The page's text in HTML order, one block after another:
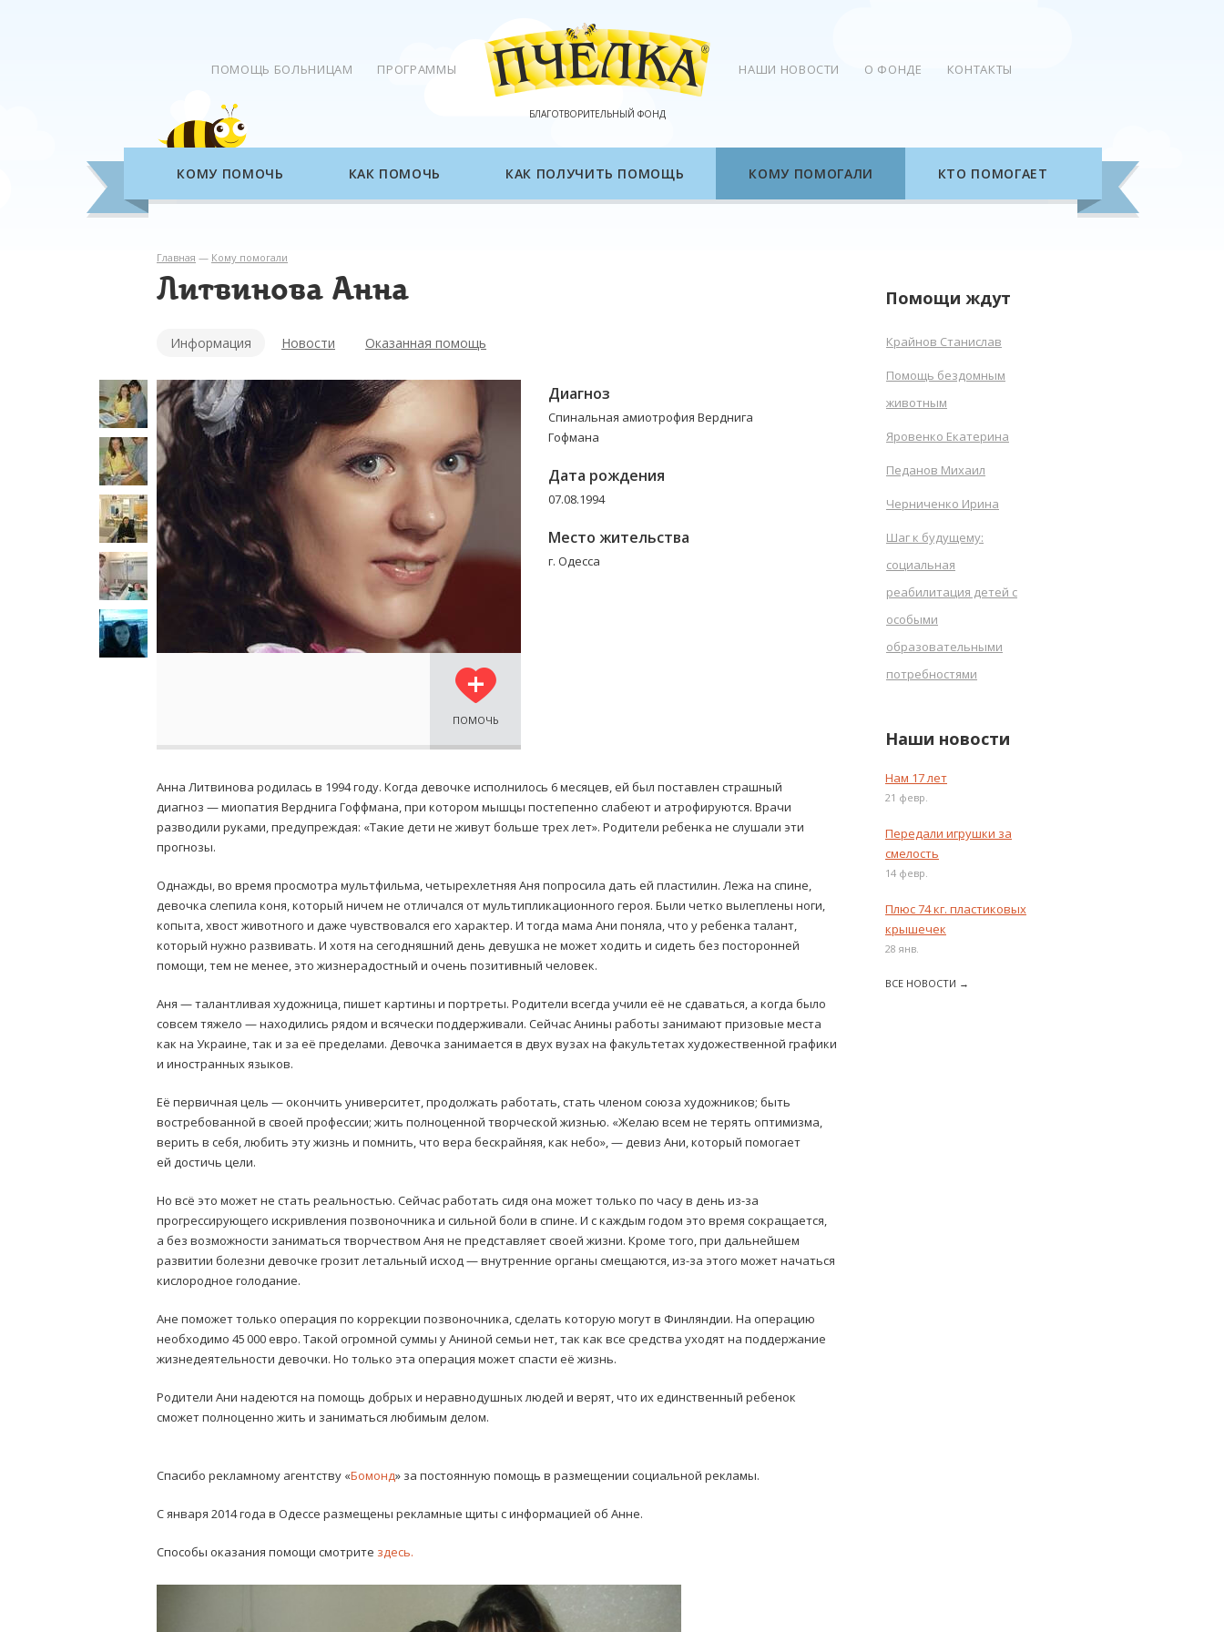
ПОМОЩЬ БОЛЬНИЦАМ ПРОГРАММЫ
БЛАГОТВОРИТЕЛЬНЫЙ ФОНД
НАШИ НОВОСТИ О ФОНДЕ КОНТАКТЫ
КОМУ ПОМОЧЬ КАК ПОМОЧЬ КАК ПОЛУЧИТЬ ПОМОЩЬ КОМУ ПОМОГАЛИ КТО ПОМОГАЕТ
Главная — Кому помогали
Литвинова Анна
Информация Новости Оказанная помощь
ПОМОЧЬ
Диагноз
Спинальная амиотрофия Верднига
Гофмана
Дата рождения
07.08.1994
Место жительства
г. Одесса
Анна Литвинова родилась в 1994 году. Когда девочке исполнилось 6 месяцев, ей был поставлен страшный
диагноз — миопатия Верднига Гоффмана, при котором мышцы постепенно слабеют и атрофируются. Врачи
разводили руками, предупреждая: «Такие дети не живут больше трех лет». Родители ребенка не слушали эти
прогнозы.
Однажды, во время просмотра мультфильма, четырехлетняя Аня попросила дать ей пластилин. Лежа на спине,
девочка слепила коня, который ничем не отличался от мультипликационного героя. Были четко вылеплены ноги,
копыта, хвост животного и даже чувствовался его характер. И тогда мама Ани поняла, что у ребенка талант,
который нужно развивать. И хотя на сегодняшний день девушка не может ходить и сидеть без посторонней
помощи, тем не менее, это жизнерадостный и очень позитивный человек.
Аня — талантливая художница, пишет картины и портреты. Родители всегда учили её не сдаваться, а когда было
совсем тяжело — находились рядом и всячески поддерживали. Сейчас Анины работы занимают призовые места
как на Украине, так и за её пределами. Девочка занимается в двух вузах на факультетах художественной графики
и иностранных языков.
Её первичная цель — окончить университет, продолжать работать, стать членом союза художников; быть
востребованной в своей профессии; жить полноценной творческой жизнью. «Желаю всем не терять оптимизма,
верить в себя, любить эту жизнь и помнить, что вера бескрайняя, как небо», — девиз Ани, который помогает
ей достичь цели.
Но всё это может не стать реальностью. Сейчас работать сидя она может только по часу в день из-за
прогрессирующего искривления позвоночника и сильной боли в спине. И с каждым годом это время сокращается,
а без возможности заниматься творчеством Аня не представляет своей жизни. Кроме того, при дальнейшем
развитии болезни девочке грозит летальный исход — внутренние органы смещаются, из-за этого может начаться
кислородное голодание.
Ане поможет только операция по коррекции позвоночника, сделать которую могут в Финляндии. На операцию
необходимо 45 000 евро. Такой огромной суммы у Аниной семьи нет, так как все средства уходят на поддержание
жизнедеятельности девочки. Но только эта операция может спасти её жизнь.
Родители Ани надеются на помощь добрых и неравнодушных людей и верят, что их единственный ребенок
сможет полноценно жить и заниматься любимым делом.
Спасибо рекламному агентству «Бомонд» за постоянную помощь в размещении социальной рекламы.
С января 2014 года в Одессе размещены рекламные щиты с информацией об Анне.
Способы оказания помощи смотрите здесь.
Помощи ждут
Крайнов Станислав
Помощь бездомным
животным
Яровенко Екатерина
Педанов Михаил
Черниченко Ирина
Шаг к будущему:
социальная
реабилитация детей с
особыми
образовательными
потребностями
Наши новости
Нам 17 лет
21 февр.
Передали игрушки за
смелость
14 февр.
Плюс 74 кг. пластиковых
крышечек
28 янв.
ВСЕ НОВОСТИ →